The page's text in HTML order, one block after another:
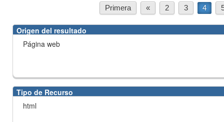
Primera « 2 3 4
Origen del resultado
Página web
Tipo de Recurso
html